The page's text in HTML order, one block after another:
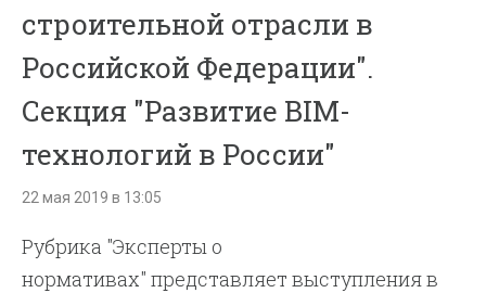
строительной отрасли в
Российской Федерации".
Секция "Развитие BIM-
технологий в России"
22 мая 2019 в 13:05
Рубрика "Эксперты о
нормативах" представляет выступления в